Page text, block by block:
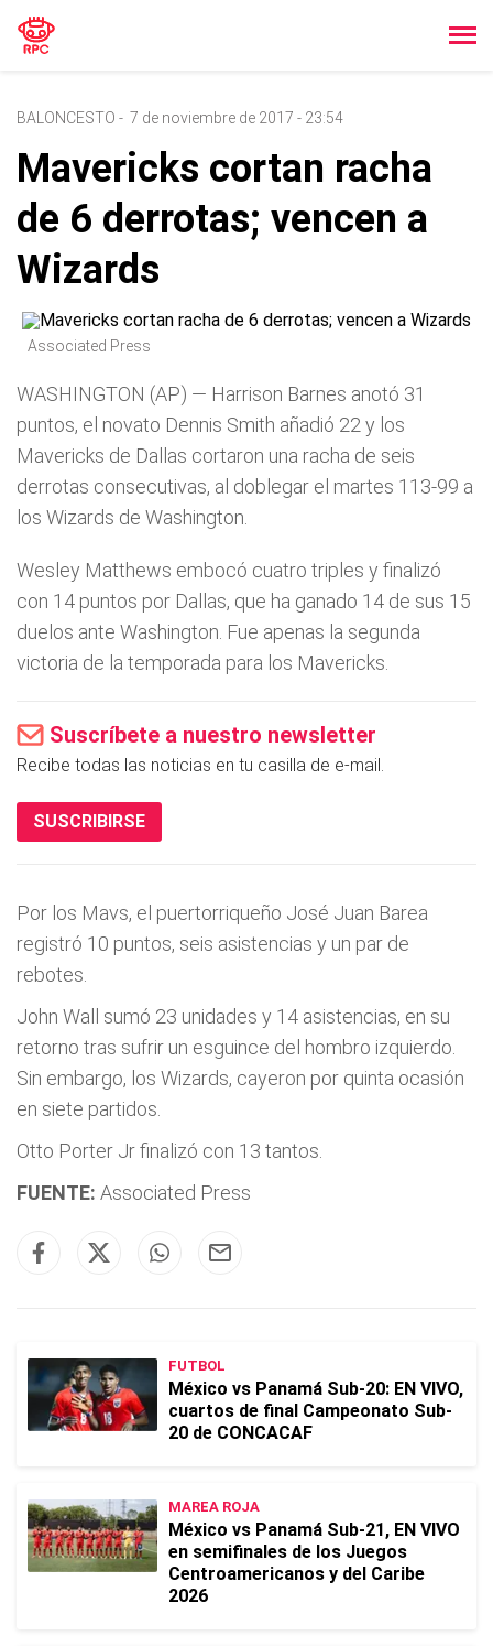
BALONCESTO - 7 de noviembre de 2017 - 23:54
Mavericks cortan racha
de 6 derrotas; vencen a
Wizards
Associated Press
WASHINGTON (AP) — Harrison Barnes anotó 31
puntos, el novato Dennis Smith añadió 22 y los
Mavericks de Dallas cortaron una racha de seis
derrotas consecutivas, al doblegar el martes 113-99 a
los Wizards de Washington.
Wesley Matthews embocó cuatro triples y finalizó
con 14 puntos por Dallas, que ha ganado 14 de sus 15
duelos ante Washington. Fue apenas la segunda
victoria de la temporada para los Mavericks.
Suscríbete a nuestro newsletter
Recibe todas las noticias en tu casilla de e-mail.
SUSCRIBIRSE
Por los Mavs, el puertorriqueño José Juan Barea
registró 10 puntos, seis asistencias y un par de
rebotes.
John Wall sumó 23 unidades y 14 asistencias, en su
retorno tras sufrir un esguince del hombro izquierdo.
Sin embargo, los Wizards, cayeron por quinta ocasión
en siete partidos.
Otto Porter Jr finalizó con 13 tantos.
FUENTE: Associated Press
FUTBOL
México vs Panamá Sub-20: EN VIVO,
cuartos de final Campeonato Sub-
20 de CONCACAF
MAREA ROJA
México vs Panamá Sub-21, EN VIVO
en semifinales de los Juegos
Centroamericanos y del Caribe
2026